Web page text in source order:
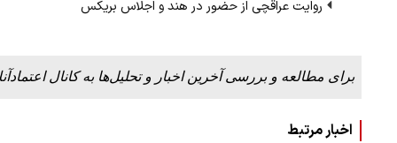
روایت عراقچی از حضور در هند و اجلاس بریکس
برای مطالعه و بررسی آخرین اخبار و تحلیل‌ها به کانال
اخبار مرتبط